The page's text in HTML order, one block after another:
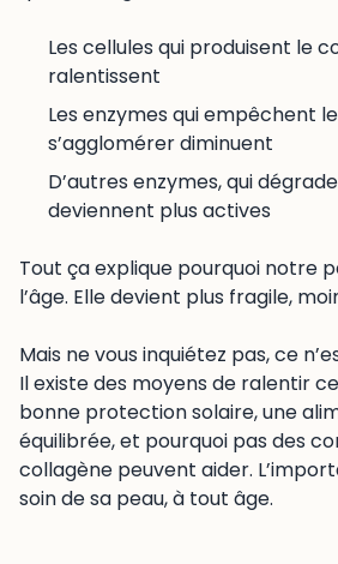
Les cellules qui produisent le
ralentissent
Les enzymes qui empêchent
s’agglomérer diminuent
D’autres enzymes, qui
deviennent plus actives
Tout ça explique pourquoi notre
l’âge. Elle devient plus fragile,
Mais ne vous inquiétez pas, ce
Il existe des moyens de ralentir
bonne protection solaire, une
équilibrée, et pourquoi pas des
collagène peuvent aider.
soin de sa peau, à tout âge.